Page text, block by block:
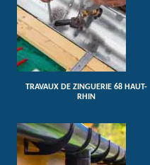
TRAVAUX DE ZINGUERIE 68 HAUT-
RHIN